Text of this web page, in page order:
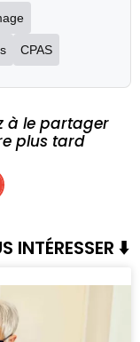
CPAS
à le partager
plus tard
INTÉRESSER ⬇️